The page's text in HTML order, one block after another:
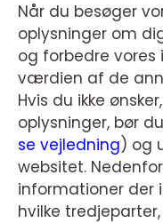
Når du besøger
oplysninger om
og forbedre
værdien af de
Hvis du ikke
oplysninger, bør
se vejledning) og
websitet.
informationer der
hvilke